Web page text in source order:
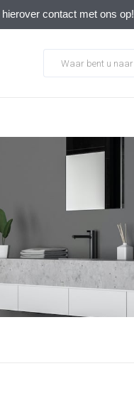
contact met ons op!